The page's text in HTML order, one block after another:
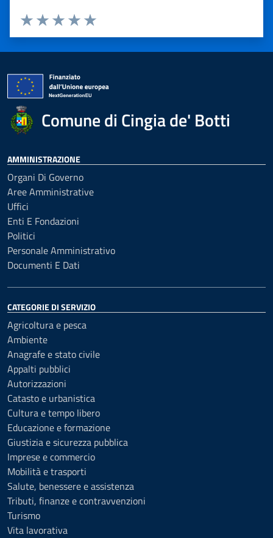
Valuta 5 stelle su 5
Valuta 4 stelle su 5
Valuta 3 stelle su 5
Valuta 2 stelle su 5
Valuta 1 stelle su 5
Comune di Cingia de' Botti
AMMINISTRAZIONE
Organi Di Governo
Aree Amministrative
Uffici
Enti E Fondazioni
Politici
Personale Amministrativo
Documenti E Dati
CATEGORIE DI SERVIZIO
Agricoltura e pesca
Ambiente
Anagrafe e stato civile
Appalti pubblici
Autorizzazioni
Catasto e urbanistica
Cultura e tempo libero
Educazione e formazione
Giustizia e sicurezza pubblica
Imprese e commercio
Mobilità e trasporti
Salute, benessere e assistenza
Tributi, finanze e contravvenzioni
Turismo
Vita lavorativa